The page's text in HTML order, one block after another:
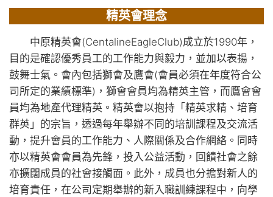
精英會理念
中原精英會(CentalineEagleClub)成立於1990年，
目的是確認優秀員工的工作能力與毅力，並加以表揚，
鼓舞士氣。會內包括獅會及鷹會(會員必須在年度符合公
司所定的業績標準)，獅會會員均為精英主管，而鷹會會
員均為地產代理精英。精英會以抱持「精英求精、培育
群英」的宗旨，透過每年舉辦不同的培訓課程及交流活
動，提升會員的工作能力、人際關係及合作網絡。同時
亦以精英會會員為先鋒，投入公益活動，回饋社會之餘
亦擴闊成員的社會接觸面。此外，成員也分擔對新人的
培育責任，在公司定期舉辦的新入職訓練課程中，向學